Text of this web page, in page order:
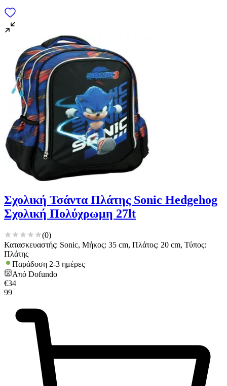
Σχολική Τσάντα Πλάτης Sonic Hedgehog
Σχολική Πολύχρωμη 27lt
(0)
Κατασκευαστής: Sonic, Μήκος: 35 cm, Πλάτος: 20 cm, Τύπος:
Πλάτης
Παράδοση 2-3 ημέρες
Από Dofundo
€34
99